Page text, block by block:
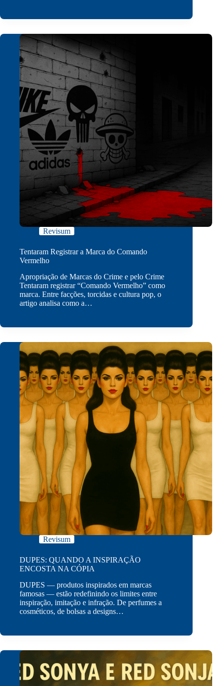
Revisum
Tentaram Registrar a Marca do Comando
Vermelho
Apropriação de Marcas do Crime e pelo Crime
Tentaram registrar “Comando Vermelho” como
marca. Entre facções, torcidas e cultura pop, o
artigo analisa como a…
Revisum
DUPES: QUANDO A INSPIRAÇÃO
ENCOSTA NA CÓPIA
DUPES — produtos inspirados em marcas
famosas — estão redefinindo os limites entre
inspiração, imitação e infração. De perfumes a
cosméticos, de bolsas a designs…